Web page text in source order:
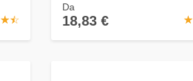
☆☆
★★ ☆
★
Da
18,83 €